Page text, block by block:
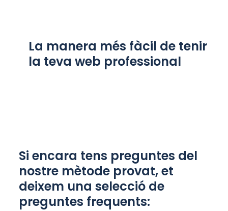
La manera més fàcil de tenir
la teva web professional
Si encara tens preguntes del
nostre mètode provat, et
deixem una selecció de
preguntes frequents: